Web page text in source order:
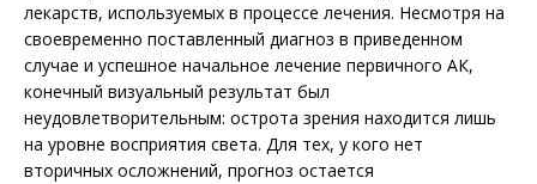
лекарств, используемых в процессе лечения. Несмотря на
свое­временно поставленный диагноз в приведенном
случае и успешное начальное лечение первичного АК,
конечный визуальный результат был
неудовлетворительным: острота зрения находится лишь
на уровне восприятия света. Для тех, у кого нет
вторичных осложнений, прогноз остается